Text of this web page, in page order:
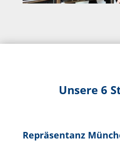
Unsere 6
Repräsentanz